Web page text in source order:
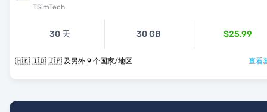
TSimTech
30 天 30 GB $25.99
🇭🇰 🇮🇩 🇯🇵 及另外 9 个国家/地区 查看